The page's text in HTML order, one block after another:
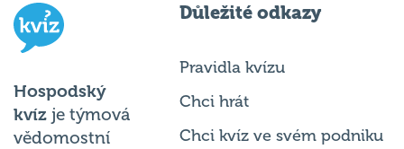
Hospodský
kvíz je týmová
vědomostní
Důležité odkazy
Pravidla kvízu
Chci hrát
Chci kvíz ve svém podniku